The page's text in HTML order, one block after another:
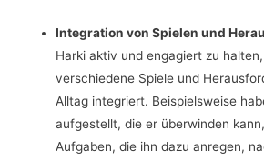
Integration von Spielen und
Harki aktiv und engagiert zu
verschiedene Spiele und
Alltag integriert. Beispielsweise
aufgestellt, die er überwinden
Aufgaben, die ihn dazu anregen,